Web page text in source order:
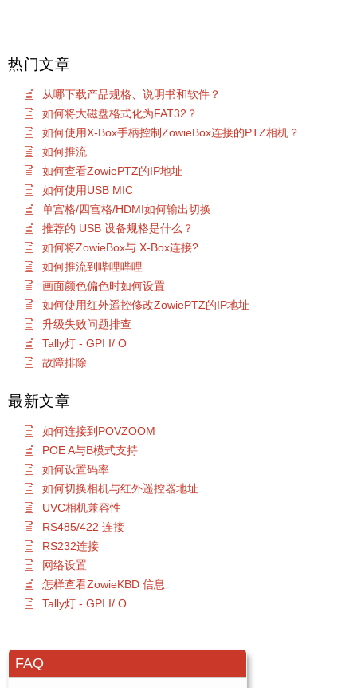
FAQ
热门文章
从哪下载产品规格、说明书和软件？
如何将大磁盘格式化为FAT32？
如何使用X-Box手柄控制ZowieBox连接的PTZ相机？
如何推流
如何查看ZowiePTZ的IP地址
如何使用USB MIC
单宫格/四宫格/HDMI如何输出切换
推荐的 USB 设备规格是什么？
如何将ZowieBox与 X-Box连接?
如何推流到哔哩哔哩
画面颜色偏色时如何设置
如何使用红外遥控修改ZowiePTZ的IP地址
升级失败问题排查
Tally灯 - GPI I/ O
故障排除
最新文章
如何连接到POVZOOM
POE A与B模式支持
如何设置码率
如何切换相机与红外遥控器地址
UVC相机兼容性
RS485/422 连接
RS232连接
网络设置
怎样查看ZowieKBD 信息
Tally灯 - GPI I/ O